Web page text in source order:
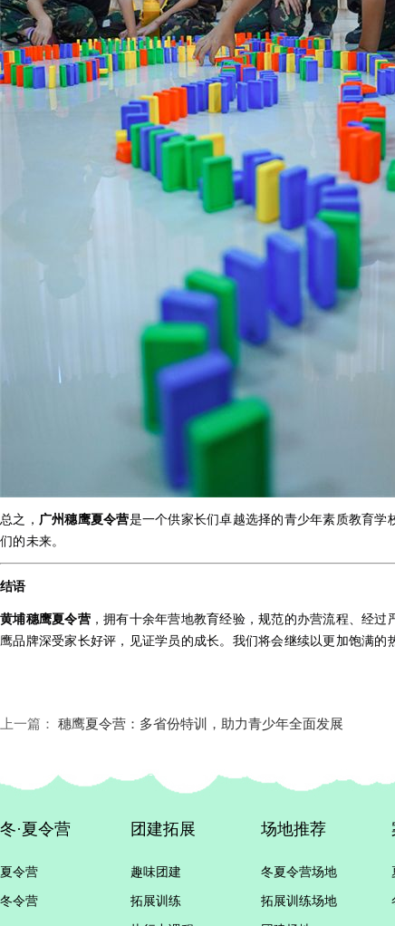
总之， 广州穗鹰夏令营是一个供家长们卓越选择的青少年素质教育
们的未来。
结语
黄埔穗鹰夏令营，拥有十余年营地教育经验，规范的办营流程、经
鹰品牌深受家长好评，见证学员的成长。我们将会继续以更加饱满
上一篇： 穗鹰夏令营：多省份特训，助力青少年全面发展
冬·夏令营
夏令营
冬令营
团建拓展
趣味团建
拓展训练
场地推荐
冬夏令营场地
拓展训练场地